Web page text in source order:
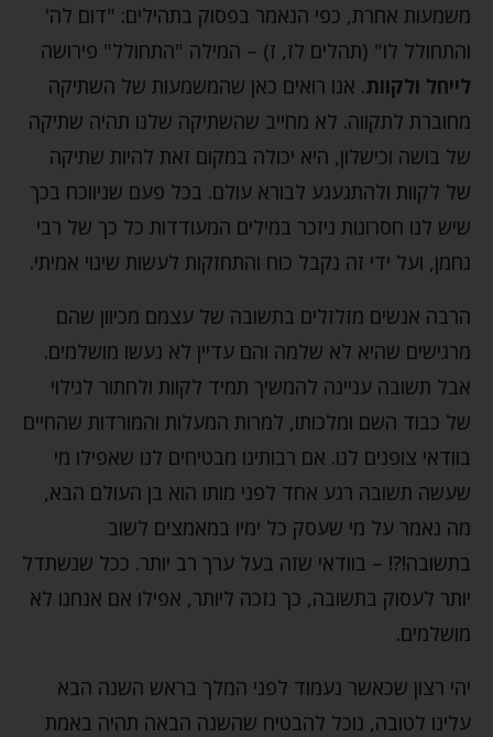
משמעות אחרת, כפי הנאמר בפסוק בתהילים: "דום לה'
והתחולל לו" (תהלים לז, ז) – המילה "התחולל" פירושה
לייחל ולקוות. אנו רואים כאן שהמשמעות של השתיקה
מחוברת לתקווה. לא מחייב שהשתיקה שלנו תהיה שתיקה
של בושה וכישלון, היא יכולה במקום זאת להיות שתיקה
של לקוות ולהתגעגע לבורא עולם. בכל פעם שניווכח בכך
שיש לנו חסרונות ניזכר במילים המעודדות כל כך של רבי
נחמן, ועל ידי זה נקבל כוח והתחזקות לעשות שינוי אמיתי.
הרבה אנשים מזלזלים בתשובה של עצמם מכיוון שהם
מרגישים שהיא לא שלמה והם עדיין לא נעשו מושלמים.
אבל תשובה עניינה להמשיך תמיד לקוות ולחתור לגילוי
של כבוד השם ומלכותו, למרות המעלות והמורדות שהחיים
בוודאי צופנים לנו. אם רבותינו מבטיחים לנו שאפילו מי
שעשה תשובה רגע אחד לפני מותו הוא בן העולם הבא,
מה נאמר על מי שעסק כל ימיו במאמצים לשוב
בתשובה!?! – בוודאי שזה בעל ערך רב יותר. ככל שנשתדל
יותר לעסוק בתשובה, כך נזכה ליותר, אפילו אם אנחנו לא
מושלמים.
יהי רצון שכאשר נעמוד לפני המלך בראש השנה הבא
עלינו לטובה, נוכל להבטיח שהשנה הבאה תהיה באמת